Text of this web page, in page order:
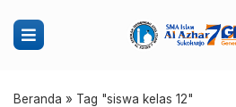
Beranda » Tag "siswa kelas 12"